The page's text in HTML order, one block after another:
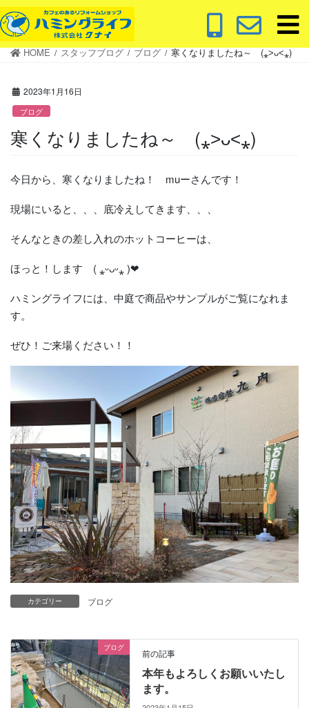
コ
ン
テ
ナ
ビ
ゲ
HOME スタッフブログ ブログ 寒くなりましたね～ (⁎˃ᴗ˂⁎)
2023年1月16日
ブログ
寒くなりましたね～ (⁎˃ᴗ˂⁎)
今日から、寒くなりましたね！ muーさんです！
現場にいると、、、底冷えしてきます、、、
そんなときの差し入れのホットコーヒーは、
ほっと！します ( ⁎ᵕᴗᵕ⁎ )❤︎
ハミングライフには、中庭で商品やサンプルがご覧になれま
す。
ぜひ！ご来場ください！！
カテゴリー ブログ
ブログ 前の記事
本年もよろしくお願いいたし
ます。